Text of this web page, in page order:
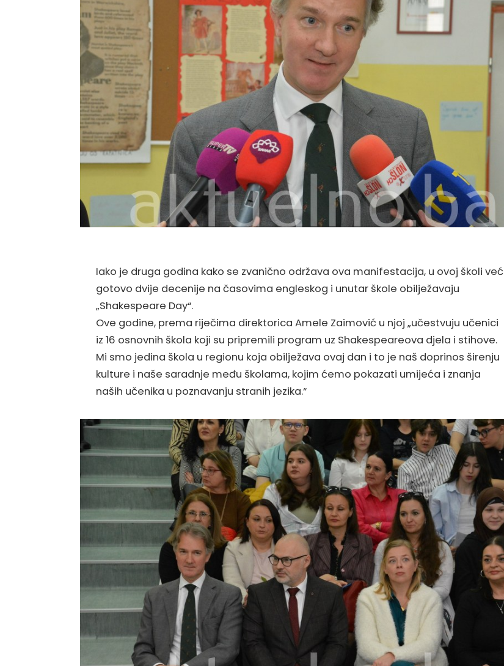
Iako je druga godina kako se zvanično održava ova manifestacija, u ovoj školi već
gotovo dvije decenije na časovima engleskog i unutar škole obilježavaju
„Shakespeare Day“.
Ove godine, prema riječima direktorica Amele Zaimović u njoj „učestvuju učenici
iz 16 osnovnih škola koji su pripremili program uz Shakespeareova djela i stihove.
Mi smo jedina škola u regionu koja obilježava ovaj dan i to je naš doprinos širenju
kulture i naše saradnje među školama, kojim ćemo pokazati umijeća i znanja
naših učenika u poznavanju stranih jezika.“